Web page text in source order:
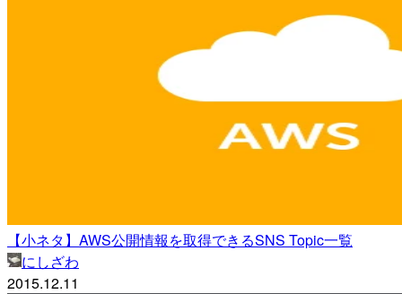
【小ネタ】AWS公開情報を取得できるSNS Topic一覧
にしざわ
2015.12.11